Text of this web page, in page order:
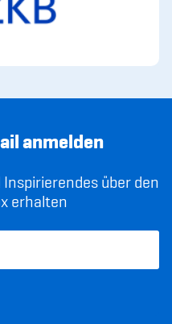
anmelden
über den
erhalten